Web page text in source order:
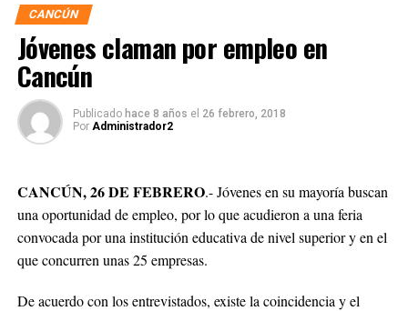
CANCÚN
Jóvenes claman por empleo en
Cancún
Publicado hace 8 años el 26 febrero, 2018
Por Administrador2
CANCÚN, 26 DE FEBRERO.- Jóvenes en su mayoría buscan
una oportunidad de empleo, por lo que acudieron a una feria
convocada por una institución educativa de nivel superior y en el
que concurren unas 25 empresas.
De acuerdo con los entrevistados, existe la coincidencia y el